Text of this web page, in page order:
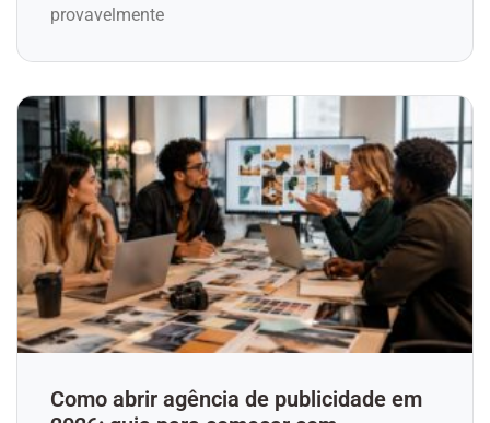
provavelmente
Como abrir agência de publicidade em